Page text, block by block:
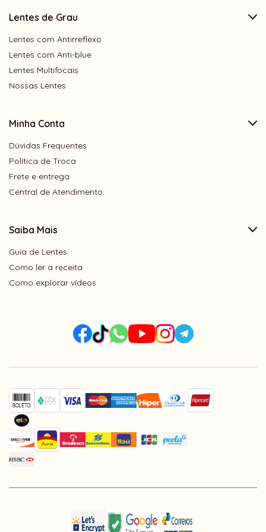
Lentes de Grau
Lentes com Antirreflexo
Lentes com Anti-blue
Lentes Multifocais
Nossas Lentes
Minha Conta
Dúvidas Frequentes
Política de Troca
Frete e entrega
Central de Atendimento
Saiba Mais
Guia de Lentes
Como ler a receita
Como explorar vídeos